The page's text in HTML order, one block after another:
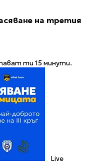
на третия
ти 15 минути.
Live